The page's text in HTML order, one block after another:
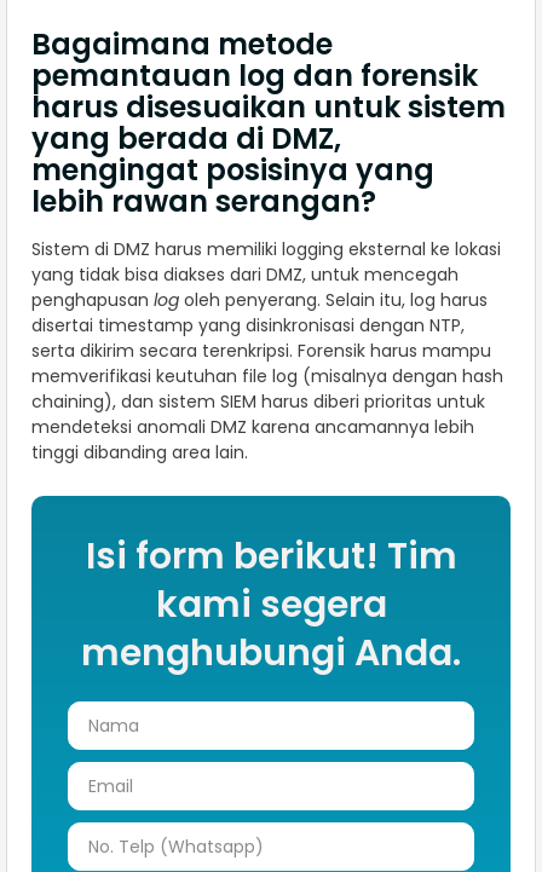
Bagaimana metode
pemantauan log dan forensik
harus disesuaikan untuk sistem
yang berada di DMZ,
mengingat posisinya yang
lebih rawan serangan?
Sistem di DMZ harus memiliki logging eksternal ke lokasi
yang tidak bisa diakses dari DMZ, untuk mencegah
penghapusan log oleh penyerang. Selain itu, log harus
disertai timestamp yang disinkronisasi dengan NTP,
serta dikirim secara terenkripsi. Forensik harus mampu
memverifikasi keutuhan file log (misalnya dengan hash
chaining), dan sistem SIEM harus diberi prioritas untuk
mendeteksi anomali DMZ karena ancamannya lebih
tinggi dibanding area lain.
Isi form berikut! Tim
kami segera
menghubungi Anda.